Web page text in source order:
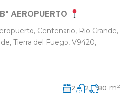
AEROPUERTO
Centenario, Rio Grande,
Tierra del Fuego, V9420,
2 2 80 m²